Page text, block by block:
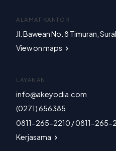
ALAMAT KANTOR
Jl. Bawean No. 8 Timuran,
View on maps
LAYANAN
info@akeyodia.com
(0271) 656385
0811-265-2210 / 0811-265-
Kerjasama